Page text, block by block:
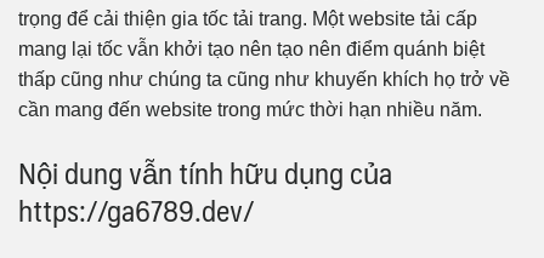
trọng để cải thiện gia tốc tải trang. Một website tải cấp
mang lại tốc vẫn khởi tạo nên tạo nên điểm quánh biệt
thấp cũng như chúng ta cũng như khuyến khích họ trở về
cần mang đến website trong mức thời hạn nhiều năm.
Nội dung vẫn tính hữu dụng của
https://ga6789.dev/